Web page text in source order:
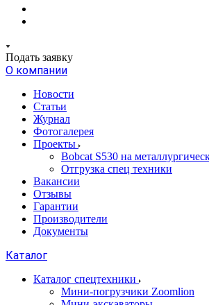
Подать заявку
О компании
Новости
Статьи
Журнал
Фотогалерея
Проекты
Bobcat S530 на
Отгрузка спец техники
Вакансии
Отзывы
Гарантии
Производители
Документы
Каталог
Каталог спецтехники
Мини-погрузчики Zoomlion